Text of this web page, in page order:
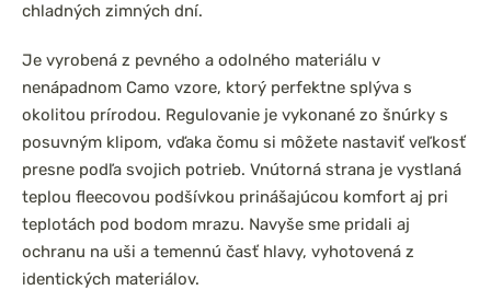
chladných zimných dní.
Je vyrobená z pevného a odolného materiálu v
nenápadnom Camo vzore, ktorý perfektne splýva s
okolitou prírodou. Regulovanie je vykonané zo šnúrky s
posuvným klipom, vďaka čomu si môžete nastaviť veľkosť
presne podľa svojich potrieb. Vnútorná strana je vystlaná
teplou fleecovou podšívkou prinášajúcou komfort aj pri
teplotách pod bodom mrazu. Navyše sme pridali aj
ochranu na uši a temennú časť hlavy, vyhotovená z
identických materiálov.